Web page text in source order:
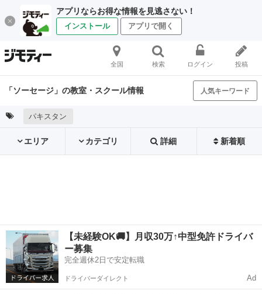
アプリならお得な情報を見逃さない！
インストール アプリで開く
全国 検索 ログイン 投稿
「ソーセージ」の教室・スクール情報 人気キーワード
パキスタン
エリア カテゴリ 詳細 新着順
【未経験OK🚚】月収30万↑中型免許ドライバ
ー募集
完全週休2日で安定転職
ドライバーダイレクト Ad